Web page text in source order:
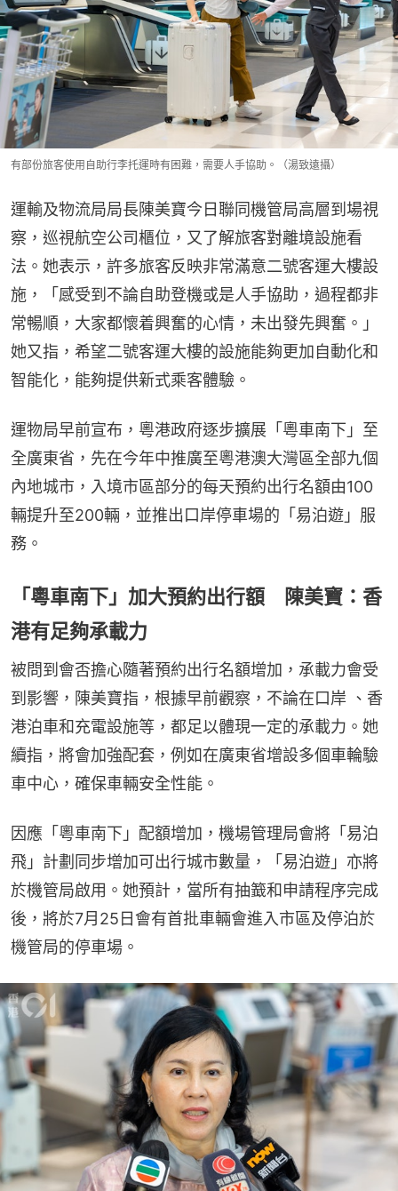
有部份旅客使用自助行李托運時有困難，需要人手協助。（湯致遠攝）
運輸及物流局局長陳美寶今日聯同機管局高層到場視
察，巡視航空公司櫃位，又了解旅客對離境設施看
法。她表示，許多旅客反映非常滿意二號客運大樓設
施，「感受到不論自助登機或是人手協助，過程都非
常暢順，大家都懷着興奮的心情，未出發先興奮。」
她又指，希望二號客運大樓的設施能夠更加自動化和
智能化，能夠提供新式乘客體驗。
運物局早前宣布，粵港政府逐步擴展「粵車南下」至
全廣東省，先在今年中推廣至粵港澳大灣區全部九個
內地城市，入境市區部分的每天預約出行名額由100
輛提升至200輛，並推出口岸停車場的「易泊遊」服
務。
「粵車南下」加大預約出行額 陳美寶：香
港有足夠承載力
被問到會否擔心隨著預約出行名額增加，承載力會受
到影響，陳美寶指，根據早前觀察，不論在口岸 、香
港泊車和充電設施等，都足以體現一定的承載力。她
續指，將會加強配套，例如在廣東省增設多個車輪驗
車中心，確保車輛安全性能。
因應「粵車南下」配額增加，機場管理局會將「易泊
飛」計劃同步增加可出行城市數量，「易泊遊」亦將
於機管局啟用。她預計，當所有抽籖和申請程序完成
後，將於7月25日會有首批車輛會進入市區及停泊於
機管局的停車場。